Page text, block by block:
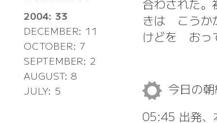
2004: 33
DECEMBER: 11
OCTOBER: 7
SEPTEMBER: 2
AUGUST: 8
JULY: 5
合わされた
きは こうか
けどを おっ
今日の
05:45 出発、